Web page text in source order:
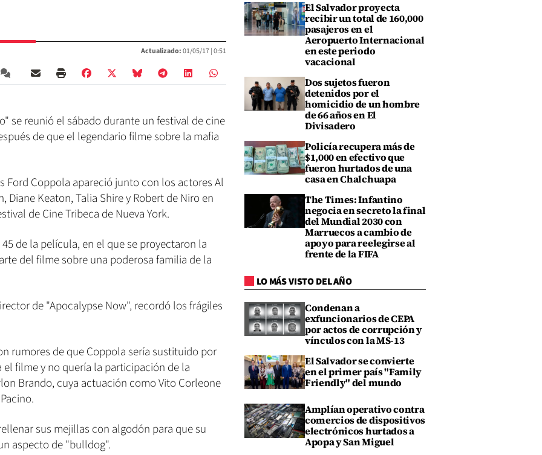
Actualizado:01/05/17 |0:51
se reunió el sábado durante un festival de cine
de que el legendario filme sobre la mafia
Ford Coppola apareció junto con los actores Al
Diane Keaton, Talia Shire y Robert de Niro en
de Cine Tribeca de Nueva York.
de la película, en el que se proyectaron la
del filme sobre una poderosa familia de la
de "Apocalypse Now", recordó los frágiles
rumores de que Coppola sería sustituido por
filme y no quería la participación de la
Brando, cuya actuación como Vito Corleone
sus mejillas con algodón para que su
aspecto de "bulldog".
El Salvador proyecta
recibir un total de 160,000
pasajeros en el
Aeropuerto Internacional
en este periodo
vacacional
Dos sujetos fueron
detenidos por el
homicidio de un hombre
de 66 años en El
Divisadero
Policía recupera más de
$1,000 en efectivo que
fueron hurtados de una
casa en Chalchuapa
The Times: Infantino
negocia en secreto la final
del Mundial 2030 con
Marruecos a cambio de
apoyo para reelegirse al
frente de la FIFA
LO MÁS VISTO DEL AÑO
Condenan a
exfuncionarios de CEPA
por actos de corrupción y
vínculos con la MS-13
El Salvador se convierte
en el primer país "Family
Friendly" del mundo
Amplían operativo contra
comercios de dispositivos
electrónicos hurtados a
Apopa y San Miguel